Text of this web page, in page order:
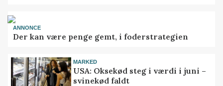
ANNONCE
Der kan være penge gemt, i foderstrategien
MARKED
USA: Oksekød steg i værdi i juni –
svinekød faldt